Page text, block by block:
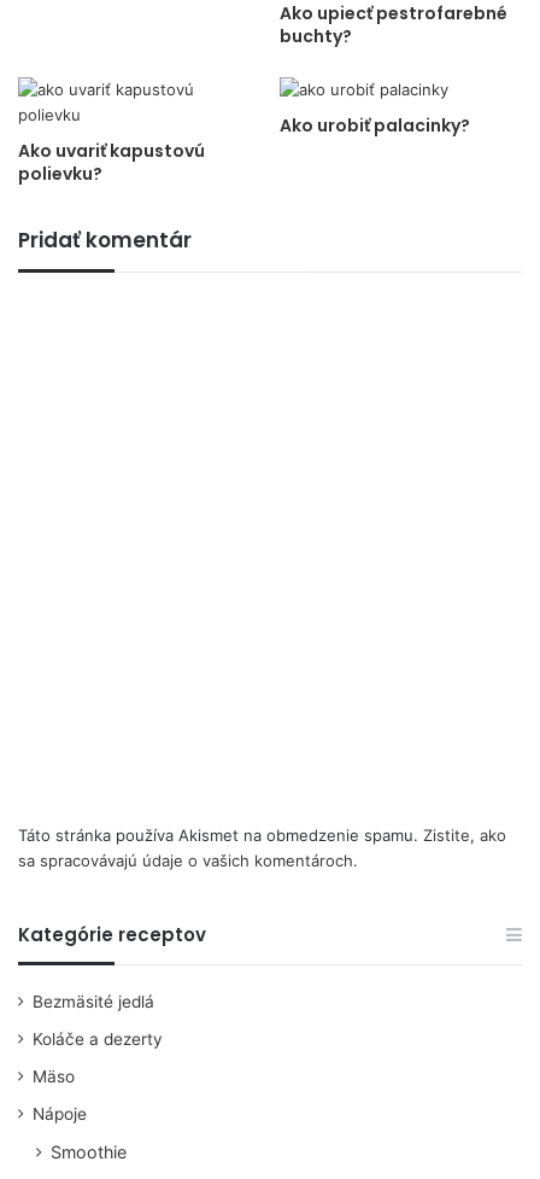
Ako upiecť pestrofarebné
buchty?
Ako uvariť kapustovú
polievku?
Ako urobiť palacinky?
Pridať komentár
Táto stránka používa Akismet na obmedzenie spamu. Zistite, ako
sa spracovávajú údaje o vašich komentároch.
Kategórie receptov
Bezmäsité jedlá
Koláče a dezerty
Mäso
Nápoje
Smoothie